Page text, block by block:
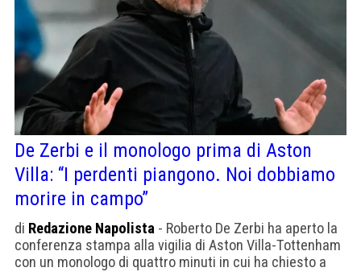
De Zerbi e il monologo prima di Aston
Villa: “I perdenti piangono. Noi dobbiamo
morire in campo”
di Redazione Napolista - Roberto De Zerbi ha aperto la
conferenza stampa alla vigilia di Aston Villa-Tottenham
con un monologo di quattro minuti in cui ha chiesto a